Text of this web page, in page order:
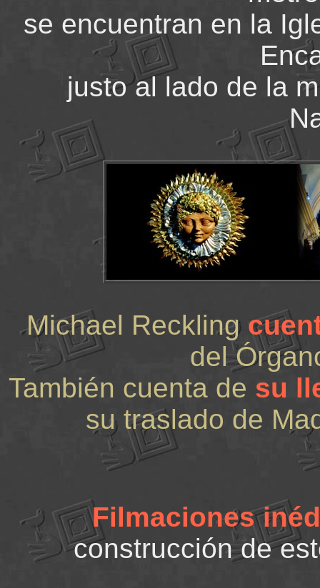
se encuentran en la
justo al lado de la
Michael Reckling
del
También cuenta de su
su traslado de
Filmaciones
construcción de